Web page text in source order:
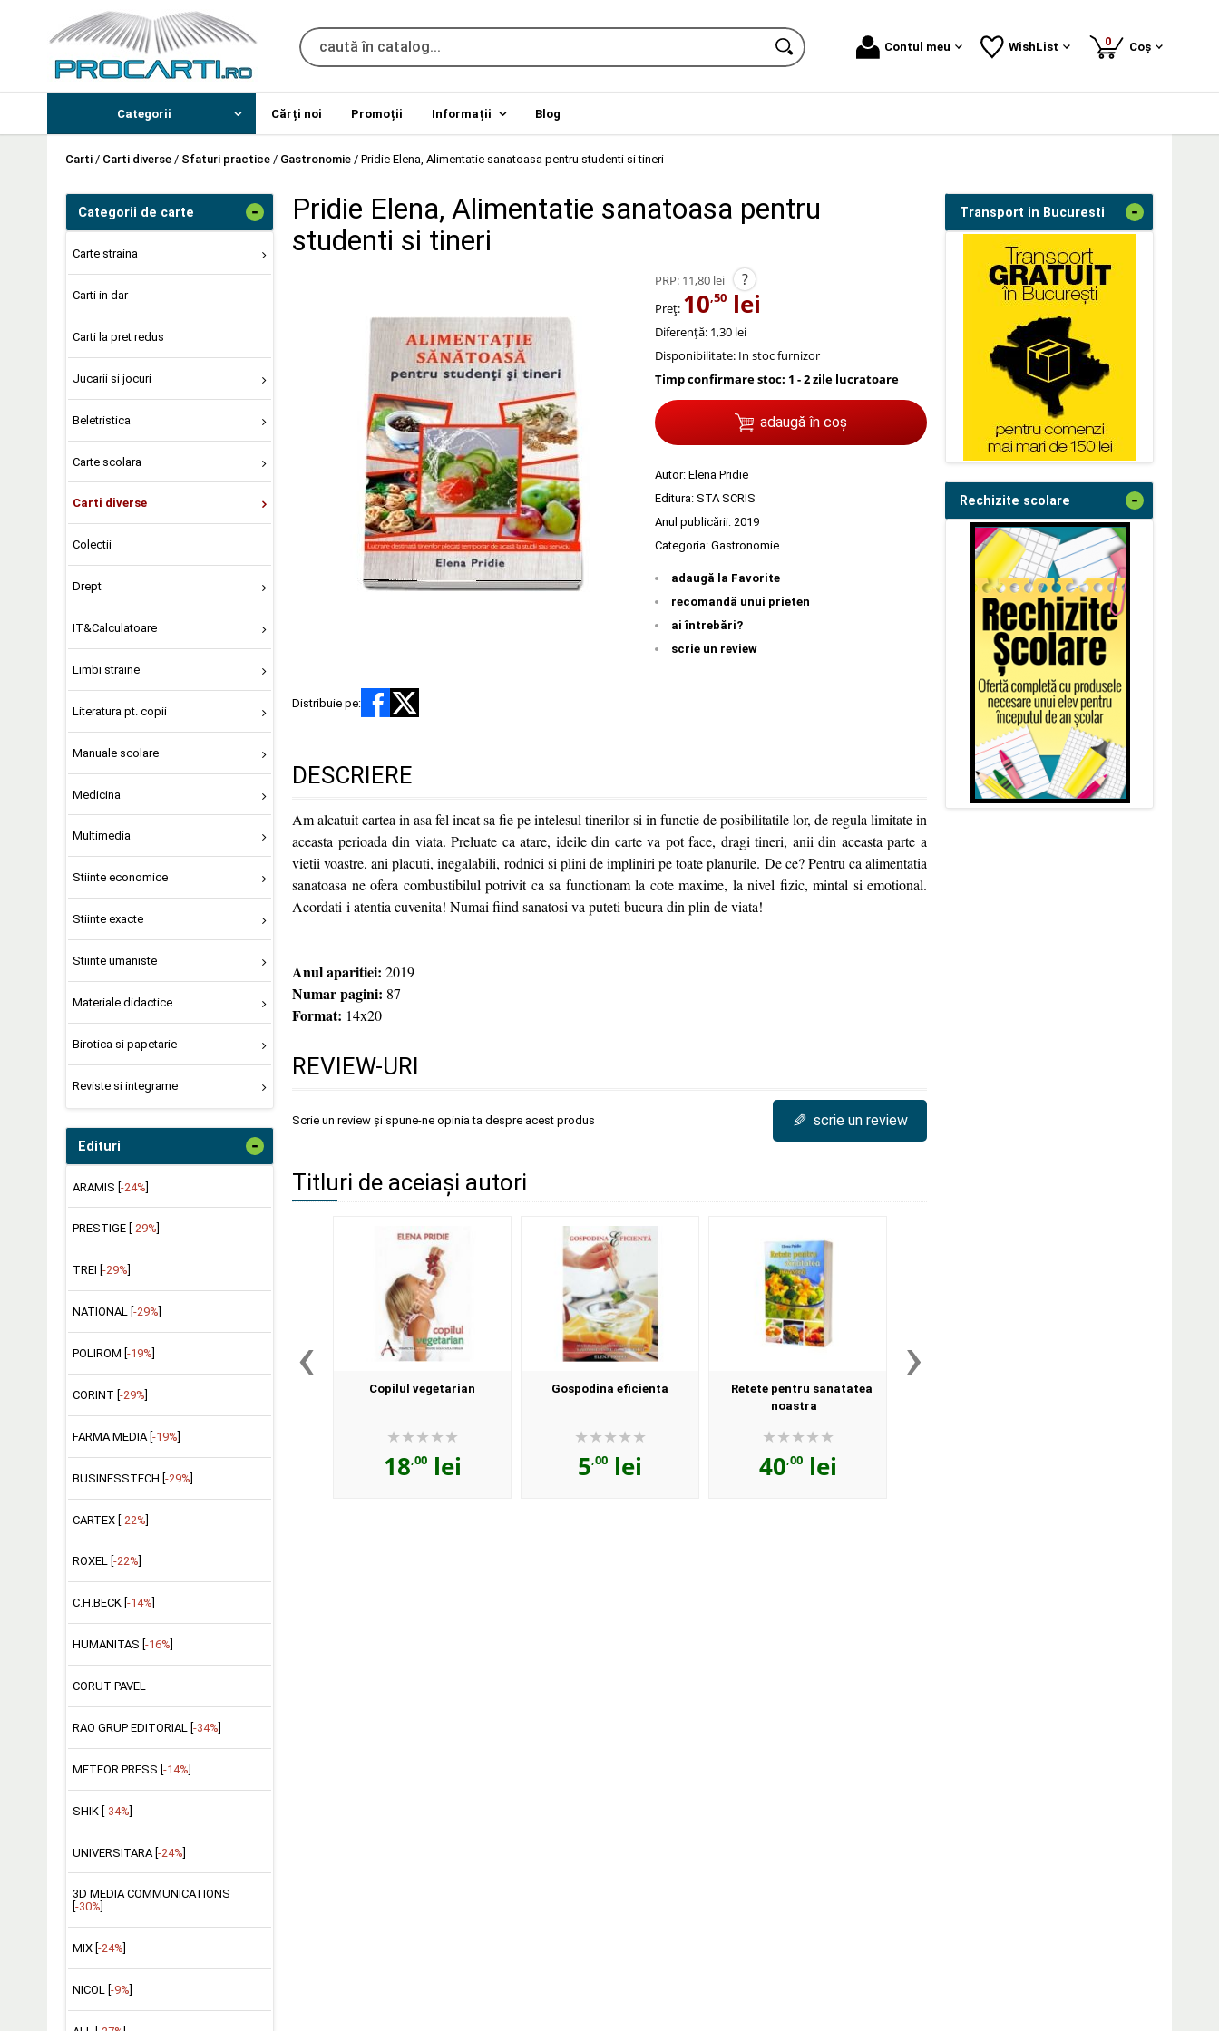
Contul meu WishList 0produse
Coș
Categorii Cărți noi Promoții Informații Blog
Carti / Carti diverse / Sfaturi practice / Gastronomie / Pridie Elena, Alimentatie sanatoasa pentru studenti si tineri
Categorii de carte -
Carte straina
Carti in dar
Carti la pret redus
Jucarii si jocuri
Beletristica
Carte scolara
Carti diverse
Colectii
Drept
IT&Calculatoare
Limbi straine
Literatura pt. copii
Manuale scolare
Medicina
Multimedia
Stiinte economice
Stiinte exacte
Stiinte umaniste
Materiale didactice
Birotica si papetarie
Reviste si integrame
Edituri -
ARAMIS [-24%]
PRESTIGE [ -29%
TREI [ -29%
NATIONAL [ -29%
POLIROM [ -19%
CORINT [ -29%
FARMA MEDIA [ -19%
BUSINESSTECH [-29%]
CARTEX [-22%]
ROXEL [ -22%
C.H.BECK [ -14%
HUMANITAS [ -16%
CORUT PAVEL
RAO GRUP EDITORIAL [ -34%
METEOR PRESS [ -14%
SHIK [-34%]
UNIVERSITARA [-24%]
3D MEDIA COMMUNICATIONS
-30%
MIX [ -24%
NICOL [ -9%
Pridie Elena, Alimentatie sanatoasa pentru
studenti si tineri
PRP: 11,80 lei ?
Preț: 10,50 lei
Diferență: 1,30 lei
Disponibilitate: In stoc furnizor
Timp confirmare stoc: 1 - 2 zile lucratoare
adaugă în coș
Autor: Elena Pridie
Editura: STA SCRIS
Anul publicării: 2019
Categoria: Gastronomie
adaugă la Favorite
recomandă unui prieten
ai întrebări?
scrie un review
Distribuie pe:
DESCRIERE
Am alcatuit cartea in asa fel incat sa fie pe intelesul tinerilor si in functie de posibilitatile lor, de regula limitate in
aceasta perioada din viata. Preluate ca atare, ideile din carte va pot face, dragi tineri, anii din aceasta parte a
vietii voastre, ani placuti, inegalabili, rodnici si plini de impliniri pe toate planurile. De ce? Pentru ca alimentatia
sanatoasa ne ofera combustibilul potrivit ca sa functionam la cote maxime, la nivel fizic, mintal si emotional.
Acordati-i atentia cuvenita! Numai fiind sanatosi va puteti bucura din plin de viata!
Anul aparitiei: 2019
Numar pagini: 87
Format: 14x20
REVIEW-URI
Scrie un review și spune-ne opinia ta despre acest produs ✎ scrie un review
Titluri de aceiași autori
‹ Copilul vegetarian
18,00lei
Gospodina eficienta
5,00 lei
Retete pentru sanatatea
noastra
40,00lei
›
Transport in Bucuresti -
Rechizite scolare -